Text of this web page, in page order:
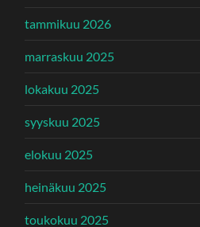
tammikuu 2026
marraskuu 2025
lokakuu 2025
syyskuu 2025
elokuu 2025
heinäkuu 2025
toukokuu 2025